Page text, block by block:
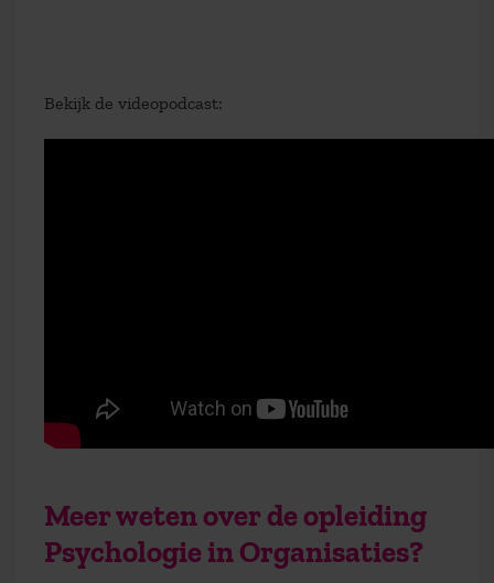
Bekijk de videopodcast:
Meer weten over de opleiding
Psychologie in Organisaties?